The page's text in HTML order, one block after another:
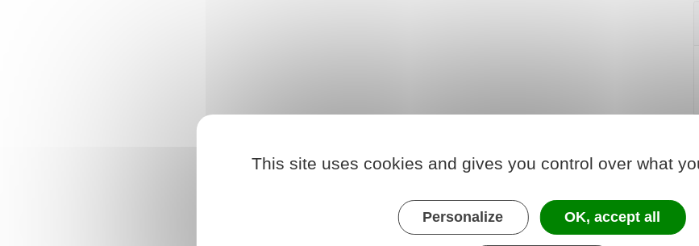
This site uses cookies and gives you control over what
Personalize OK, accept all